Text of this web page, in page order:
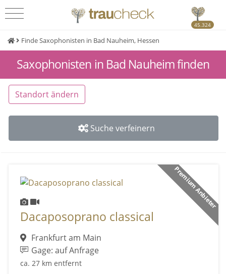
45.324
Finde Saxophonisten in Bad Nauheim, Hessen
Saxophonisten in Bad Nauheim finden
Standort ändern
Suche verfeinern
Premium Anbieter
Dacaposoprano classical
Frankfurt am Main
Gage: auf Anfrage
ca. 27 km entfernt